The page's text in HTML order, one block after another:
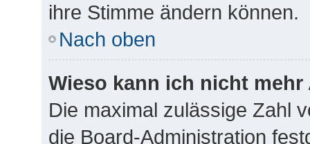
ihre Stimme ändern können.
Nach oben
Wieso kann ich nicht
Die maximal zulässige Zahl
die Board-Administration